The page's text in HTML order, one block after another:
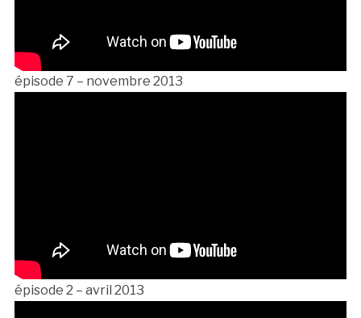
épisode 7 – novembre 2013
épisode 2 – avril 2013